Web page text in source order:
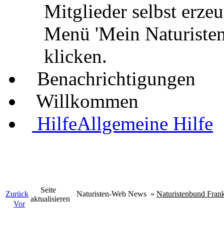
Mitglieder selbst
Menü 'Mein
klicken.
Benachrichtigungen
Willkommen
HilfeAllgemeine Hilfe
Zurück
Vor
Seite
aktualisieren
Naturisten-Web News » Naturistenbund